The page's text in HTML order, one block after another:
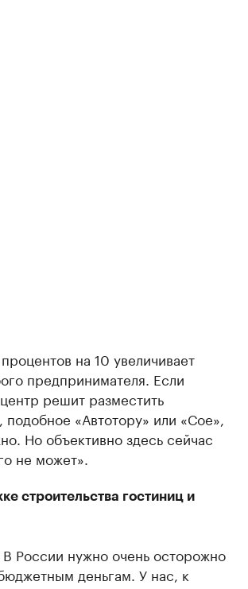
на 10 увеличивает
предпринимателя. Если
решит разместить
подобное «Автотору» или «Сое»,
Но объективно здесь сейчас
не может».
строительства гостиниц и
России нужно очень осторожно
деньгам. У нас, к